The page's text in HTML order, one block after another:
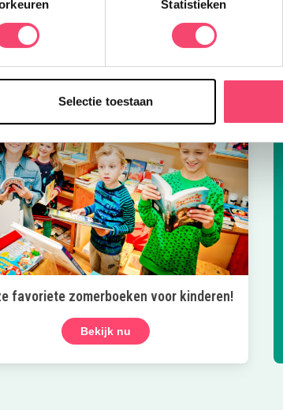
Statistieken
Selectie toestaan
favoriete zomerboeken voor kinderen!
Bekijk nu